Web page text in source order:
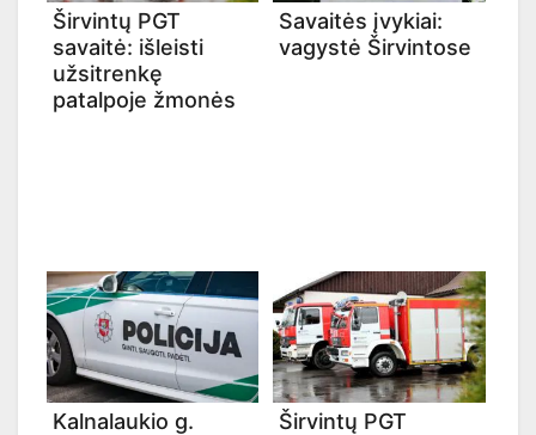
Širvintų PGT
savaitė: išleisti
užsitrenkę
patalpoje žmonės
Savaitės įvykiai:
vagystė Širvintose
Kalnalaukio g. Širvintų PGT